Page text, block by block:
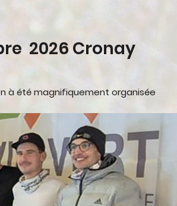
2026 Cronay
à étémagnifiquement organisée